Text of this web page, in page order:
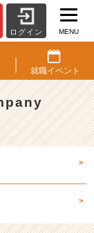
ログイン MENU
就職イベント
>
>